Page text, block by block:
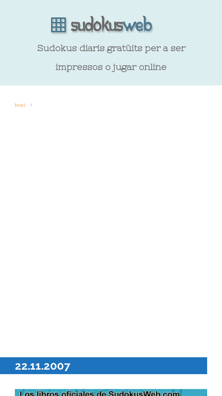
Sudokus diaris gratüits per a ser
impressos o jugar online
Inici
22.11.2007